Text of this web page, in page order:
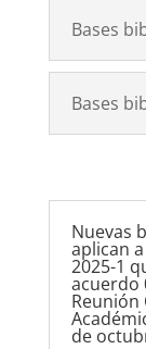
Bases
Bases
Nuevas
aplican
2025-1
acuerdo
Reunión
de